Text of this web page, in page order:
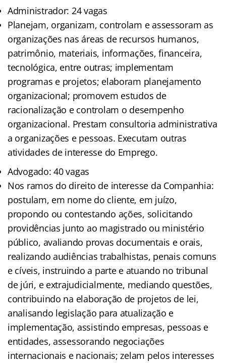
Administrador: 24 vagas
Planejam, organizam, controlam e assessoram as
organizações nas áreas de recursos humanos,
patrimônio, materiais, informações, financeira,
tecnológica, entre outras; implementam
programas e projetos; elaboram planejamento
organizacional; promovem estudos de
racionalização e controlam o desempenho
organizacional. Prestam consultoria administrativa
a organizações e pessoas. Executam outras
atividades de interesse do Emprego.
Advogado: 40 vagas
Nos ramos do direito de interesse da Companhia:
postulam, em nome do cliente, em juízo,
propondo ou contestando ações, solicitando
providências junto ao magistrado ou ministério
público, avaliando provas documentais e orais,
realizando audiências trabalhistas, penais comuns
e cíveis, instruindo a parte e atuando no tribunal
de júri, e extrajudicialmente, mediando questões,
contribuindo na elaboração de projetos de lei,
analisando legislação para atualização e
implementação, assistindo empresas, pessoas e
entidades, assessorando negociações
internacionais e nacionais; zelam pelos interesses